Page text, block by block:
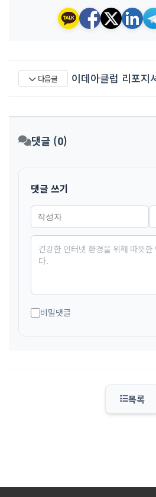
다음글 이데아클럽 리포지
댓글 (0)
댓글 쓰기
비밀댓글
목록